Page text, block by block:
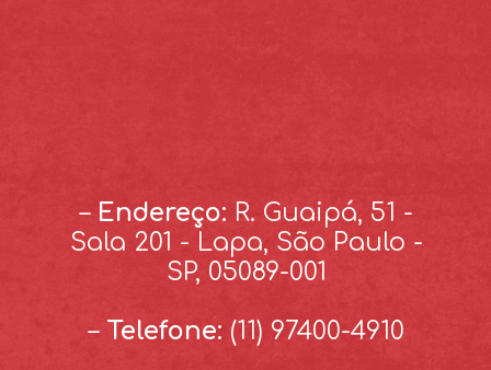
– Endereço: R. Guaipá, 51 -
Sala 201 - Lapa, São Paulo -
SP, 05089-001
– Telefone: (11) 97400-4910